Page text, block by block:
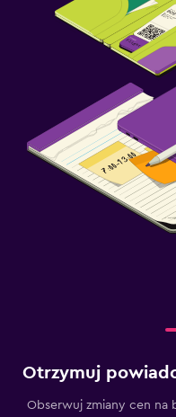
Otrzymuj
Obserwuj zmiany cen na